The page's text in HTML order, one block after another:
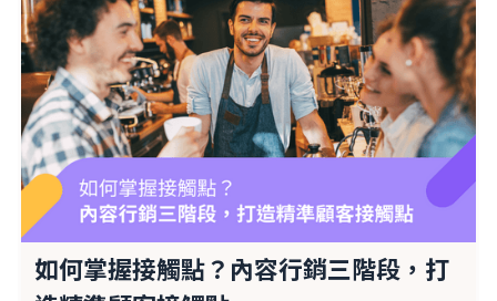
如何掌握接觸點？內容行銷三階段，打